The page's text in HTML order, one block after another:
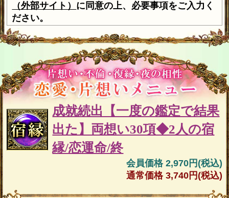
（外部サイト） に同意の上、必要事項をご入力く
ださい。
成就続出【一度の鑑定で結果
出た】両想い30項◆2人の宿
縁/恋運命/終
会員価格 2,970円(税込)
通常価格 3,740円(税込)